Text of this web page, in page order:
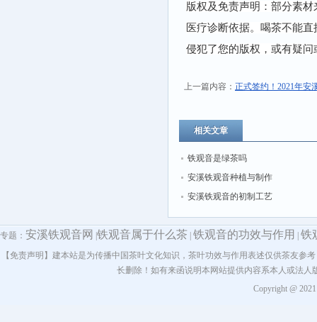
版权及免责声明：部分素
医疗诊断依据。喝茶不能
侵犯了您的版权，或有疑
上一篇内容： 正式签约！2021年安
相关文章
铁观音是绿茶吗
安溪铁观音种植与制作
安溪铁观音的初制工艺
专题： 安溪铁观音网 铁观音属于什么茶 铁观音的功效与作用 铁
【免责声明】建本站是为传播中国茶叶文化知识，茶叶功效与作用表述仅供茶友
长删除！如有来函说明本网站提供内容系本人或法
Copyright @